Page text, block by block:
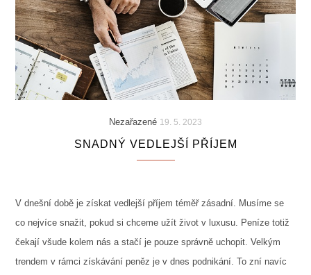
Nezařazené 19. 5. 2023
SNADNÝ VEDLEJŠÍ PŘÍJEM
V dnešní době je získat vedlejší příjem téměř zásadní. Musíme se
co nejvíce snažit, pokud si chceme užít život v luxusu. Peníze totiž
čekají všude kolem nás a stačí je pouze správně uchopit. Velkým
trendem v rámci získávání peněz je v dnes podnikání. To zní navíc